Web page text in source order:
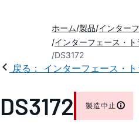
ホーム 製品 インター
インターフェース・
DS3172
戻る： インターフェース・
DS3172 製造中止